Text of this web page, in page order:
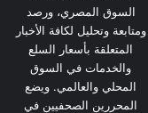
السوق المصري، ورصد
ومتابعة وتحليل لكافة الأخبار
المتعلقة بأسعار السلع
والخدمات في السوق
المحلي والعالمي. ويضع
المحررين الصحفيين في